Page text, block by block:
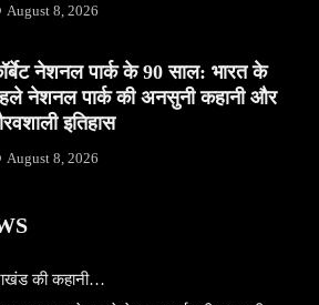
August 8, 2026
नेशनल पार्क के 90 साल: भारत के
नेशनल पार्क की अनसुनी कहानी और
इतिहास
August 8, 2026
की कहानी…